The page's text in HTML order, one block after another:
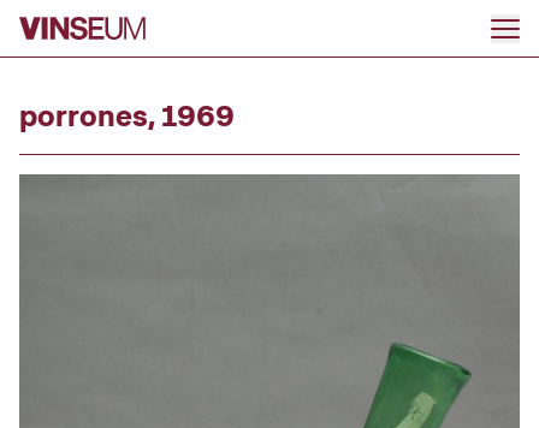
Go to content
porrones, 1969